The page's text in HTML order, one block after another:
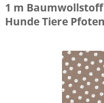
1 m
Hunde Tiere